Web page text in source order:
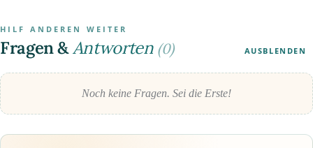
HILF ANDEREN WEITER
Fragen &Antworten (0) AUSBLENDEN
Noch keine Fragen. Sei die Erste!